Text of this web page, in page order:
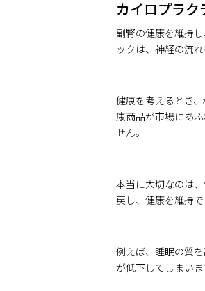
カイロプラク
副腎の健康を維持
ックは、神経の流
健康を考えるとき
康商品が市場にあ
せん。
本当に大切なのは
戻し、健康を維持で
例えば、睡眠の質
が低下してしまい